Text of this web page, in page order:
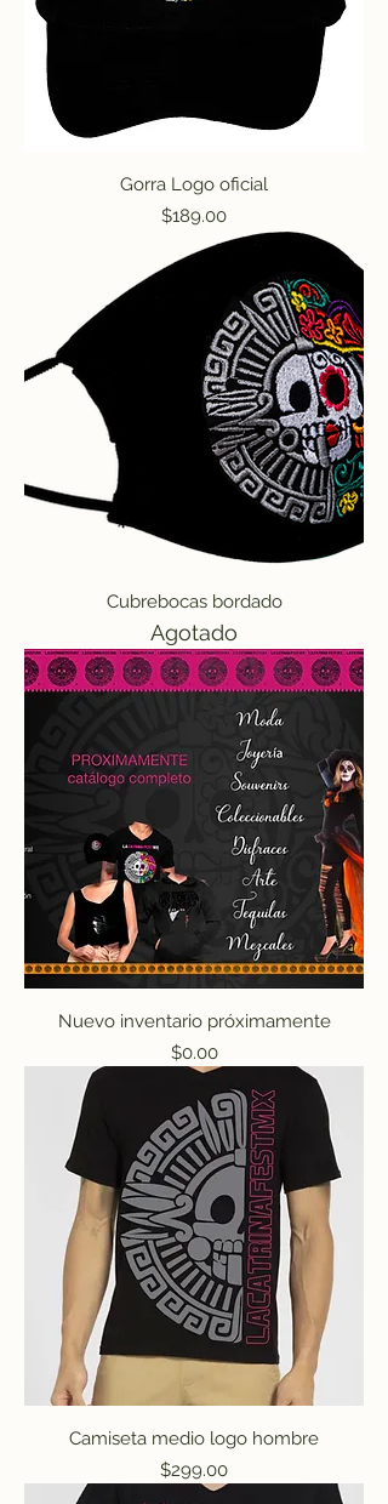
Gorra Logo oficial
Precio
$189.00
Cubrebocas bordado
Agotado
Nuevo inventario próximamente
Precio
$0.00
Camiseta medio logo hombre
Precio
$299.00